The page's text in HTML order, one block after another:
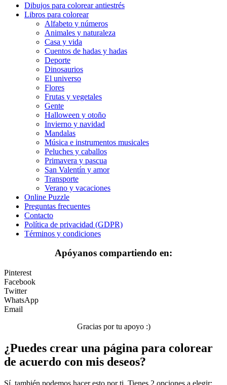
Gente
Halloween y otoño
Invierno y navidad
Música e instrumentos musicales
Peluches y caballos
Primavera y pascua
San Valentín y amor
Verano y vacaciones
Libros para colorear para niños
Sin categorizar
Dibujos para colorear antiestrés
Libros para colorear
Alfabeto y números
Animales y naturaleza
Casa y vida
Cuentos de hadas y hadas
Deporte
Dinosaurios
El universo
Flores
Frutas y vegetales
Gente
Halloween y otoño
Invierno y navidad
Mandalas
Música e instrumentos musicales
Peluches y caballos
Primavera y pascua
San Valentín y amor
Transporte
Verano y vacaciones
Online Puzzle
Preguntas frecuentes
Contacto
Política de privacidad (GDPR)
Términos y condiciones
Apóyanos compartiendo en:
Pinterest
Facebook
Twitter
WhatsApp
Email
Gracias por tu apoyo :)
¿Puedes crear una página para colorear
de acuerdo con mis deseos?
Sí, también podemos hacer esto por ti. Tienes 2 opciones a elegir: